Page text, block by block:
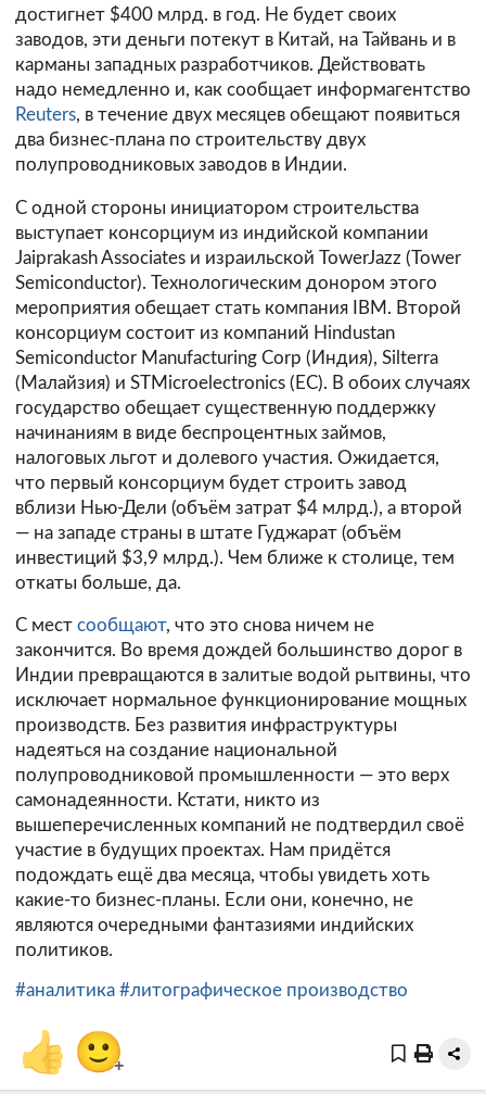
достигнет $400 млрд. в год. Не будет своих
заводов, эти деньги потекут в Китай, на Тайвань и в
карманы западных разработчиков. Действовать
надо немедленно и, как сообщает информагентство
Reuters, в течение двух месяцев обещают появиться
два бизнес-плана по строительству двух
полупроводниковых заводов в Индии.
С одной стороны инициатором строительства
выступает консорциум из индийской компании
Jaiprakash Associates и израильской TowerJazz (Tower
Semiconductor). Технологическим донором этого
мероприятия обещает стать компания IBM. Второй
консорциум состоит из компаний Hindustan
Semiconductor Manufacturing Corp (Индия), Silterra
(Малайзия) и STMicroelectronics (ЕС). В обоих случаях
государство обещает существенную поддержку
начинаниям в виде беспроцентных займов,
налоговых льгот и долевого участия. Ожидается,
что первый консорциум будет строить завод
вблизи Нью-Дели (объём затрат $4 млрд.), а второй
— на западе страны в штате Гуджарат (объём
инвестиций $3,9 млрд.). Чем ближе к столице, тем
откаты больше, да.
С мест сообщают, что это снова ничем не
закончится. Во время дождей большинство дорог в
Индии превращаются в залитые водой рытвины, что
исключает нормальное функционирование мощных
производств. Без развития инфраструктуры
надеяться на создание национальной
полупроводниковой промышленности — это верх
самонадеянности. Кстати, никто из
вышеперечисленных компаний не подтвердил своё
участие в будущих проектах. Нам придётся
подождать ещё два месяца, чтобы увидеть хоть
какие-то бизнес-планы. Если они, конечно, не
являются очередными фантазиями индийских
политиков.
#аналитика #литографическое производство
👍 🙂+